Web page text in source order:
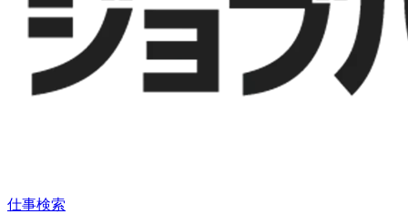
仕事検索